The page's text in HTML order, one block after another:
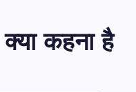
कहना है